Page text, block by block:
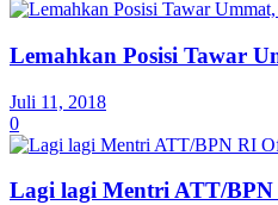
Lemahkan Posisi Tawar
Juli 11, 2018
0
Lagi lagi Mentri ATT/BPN